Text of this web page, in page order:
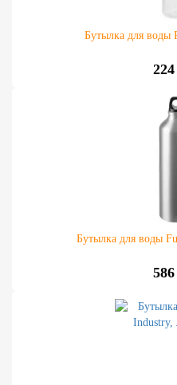
Бутылка для воды
Бутылка для воды